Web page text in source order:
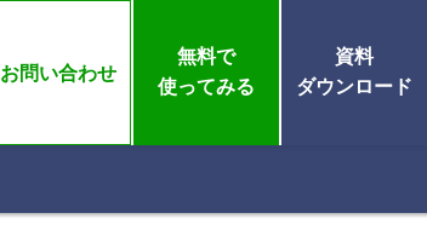
お問い合わせ
無料で
使ってみる
資料
ダウンロード